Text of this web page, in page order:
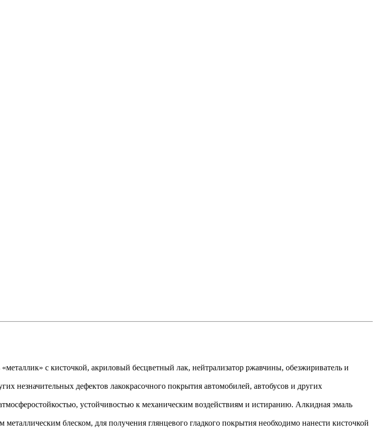
с кисточкой, акриловый бесцветный лак, нейтрализатор ржавчины, обезжириватель и
незначительных дефектов лакокрасочного покрытия автомобилей, автобусов и других
устойчивостью к механическим воздействиям и истиранию. Алкидная эмаль
блеском, для получения глянцевого гладкого покрытия необходимо нанести кисточкой